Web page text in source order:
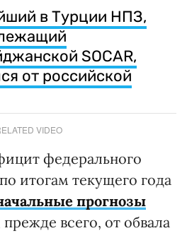
в Турции НПЗ,
SOCAR,
от российской
VIDEO
федерального
итогам текущего года
прогнозы
прежде всего, от обвала